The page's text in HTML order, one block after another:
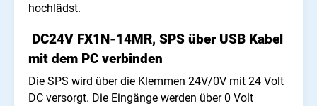
hochlädst.
DC24V FX1N-14MR, SPS über USB Kabel
mit dem PC verbinden
Die SPS wird über die Klemmen 24V/0V mit 24 Volt
DC versorgt. Die Eingänge werden über 0 Volt